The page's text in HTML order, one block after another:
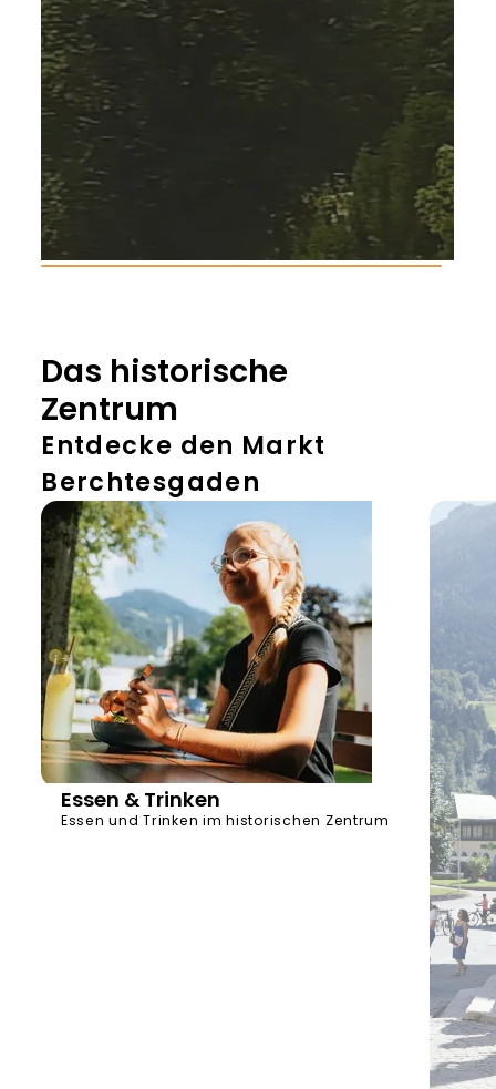
Das historische
Zentrum
Entdecke den Markt
Berchtesgaden
Essen & Trinken
Essen und Trinken im historischen Zentrum